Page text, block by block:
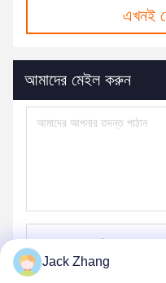
এখনই
আমাদের মেইল ​​করুন
Jack Zhang